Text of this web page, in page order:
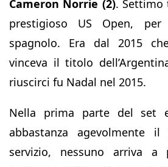
Cameron Norrie (2). Settimo
prestigioso US Open, per
spagnolo. Era dal 2015
vinceva il titolo
riuscirci fu Nadal nel 2015.
Nella prima parte del set
abbastanza agevolmente
servizio, nessuno arriva a